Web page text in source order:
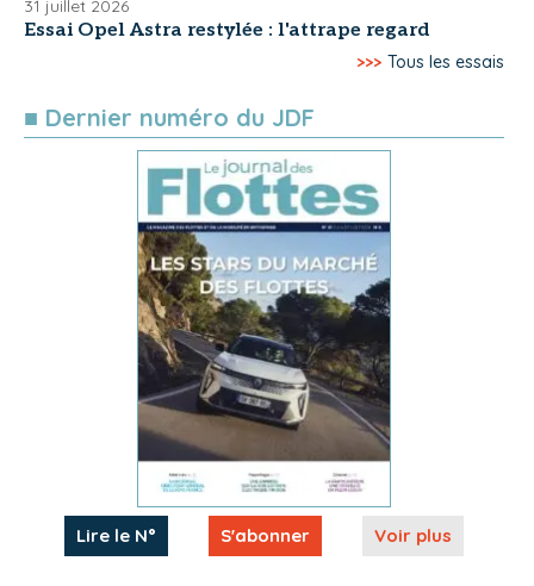
31 juillet 2026
Essai Opel Astra restylée : l'attrape regard
>>> Tous les essais
■ Dernier numéro du JDF
Lire le N° S'abonner Voir plus